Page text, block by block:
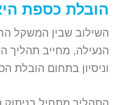
הובלת כספת
השילוב שבין המשקל
הנעילה, מחייב תהליך
וניסיון בתחום הובלת